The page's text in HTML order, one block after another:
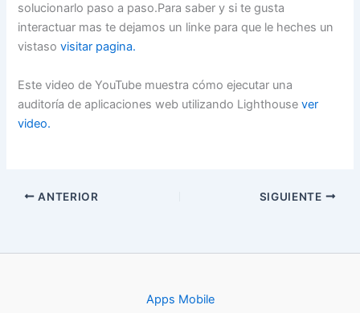
solucionarlo paso a paso.Para saber y si te gusta
interactuar mas te dejamos un linke para que le heches un
vistaso visitar pagina.
Este video de YouTube muestra cómo ejecutar una
auditoría de aplicaciones web utilizando Lighthouse ver
video.
ANTERIOR SIGUIENTE
Apps Mobile